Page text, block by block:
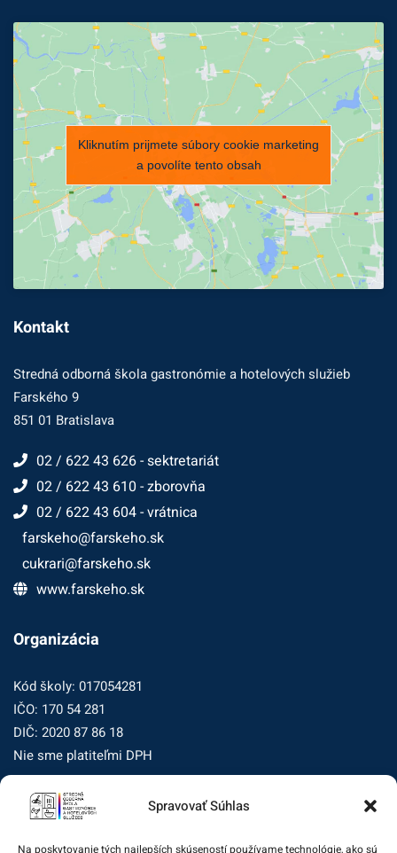
Spravovať Súhlas
Na poskytovanie tých najlepších skúseností používame technológie, ako sú
Kliknutím prijmete súbory cookie marketing
a povolíte tento obsah
Kontakt
Stredná odborná škola gastronómie a hotelových služieb
Farského 9
851 01 Bratislava
02 / 622 43 626 - sektretariát
02 / 622 43 610 - zborovňa
02 / 622 43 604 - vrátnica
farskeho@farskeho.sk
cukrari@farskeho.sk
www.farskeho.sk
Organizácia
Kód školy: 017054281
IČO: 170 54 281
DIČ: 2020 87 86 18
Nie sme platiteľmi DPH
Zásady ochrany osobných údajov